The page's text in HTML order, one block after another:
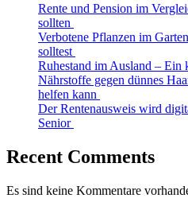
Rente und Pension im
sollten
Verbotene Pflanzen im
solltest
Ruhestand im Ausland – Ein
Nährstoffe gegen dünnes
helfen kann
Der Rentenausweis wird
Senior
Recent Comments
Es sind keine Kommentare